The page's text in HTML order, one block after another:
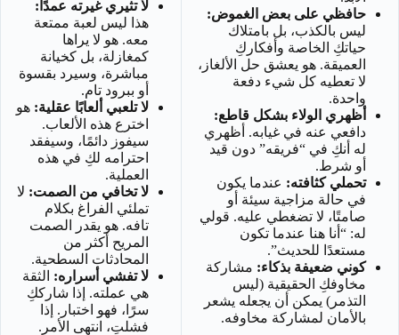
حافظي على بعض الغموض:
ليس بالكذب، بل بامتلاك
حياتكِ الخاصة وأفكاركِ
العميقة. هو يعشق حل الألغاز،
لا تعطيه كل شيء دفعة
واحدة.
أظهري الولاء بشكل قاطع:
دافعي عنه في غيابه. أظهري
له أنكِ في “فريقه” دون قيد
أو شرط.
تحملي كثافته: عندما يكون
في حالة مزاجية سيئة أو
صامتًا، لا تضغطي عليه. قولي
له: “أنا هنا عندما تكون
مستعدًا للحديث”.
كوني ضعيفة بذكاء: مشاركة
مخاوفكِ الحقيقية (ليس
التذمر) يمكن أن يجعله يشعر
بالأمان لمشاركة مخاوفه.
لا تثيري غيرته عمدًا:
هذا ليس لعبة ممتعة
معه. هو لا يراها
كمغازلة، بل كخيانة
مباشرة، وسيرد بقسوة
أو ببرود تام.
لا تلعبي ألعابًا عقلية: هو
اخترع هذه الألعاب.
سيفوز دائمًا، وسيفقد
احترامه لكِ في هذه
العملية.
لا تخافي من الصمت: لا
تملئي الفراغ بكلام
تافه. هو يقدر الصمت
المريح أكثر من
المحادثات السطحية.
لا تفشي أسراره: الثقة
هي عملته. إذا شارككِ
سرًا، فهو اختبار. إذا
فشلتِ، انتهى الأمر.